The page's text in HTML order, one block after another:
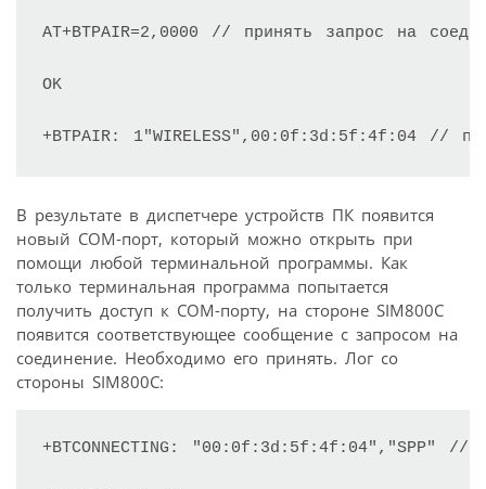
AT+BTPAIR=2,0000 // принять запрос на
OK
+BTPAIR: 1"WIRELESS",00:0f:3d:5f:4f:04 //
В результате в диспетчере устройств ПК появится
новый COM-порт, который можно открыть при
помощи любой терминальной программы. Как
только терминальная программа попытается
получить доступ к COM-порту, на стороне SIM800С
появится соответствующее сообщение с запросом на
соединение. Необходимо его принять. Лог со
стороны SIM800С:
+BTCONNECTING: "00:0f:3d:5f:4f:04","SPP" //